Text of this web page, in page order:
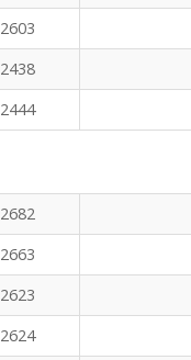
2603
2438
2444
2682
2663
2623
2624